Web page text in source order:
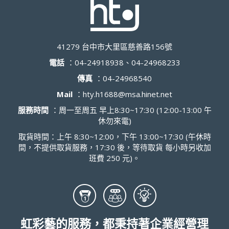
41279 台中市大里區慈善路156號
電話 ： 04-24918938、04-24968233
傳真 ： 04-24968540
Mail ： hty.h1688@msa.hinet.net
服務時間 ：周一至周五 早上8:30~17:30 (12:00-13:00 午
休勿來電)
取貨時間：上午 8:30~12:00，下午 13:00~17:30 (午休時
間，不提供取貨服務，17:30 後，等待取貨 每小時另收加
班費 250 元)。
虹彩藝的服務，都秉持著企業經營理